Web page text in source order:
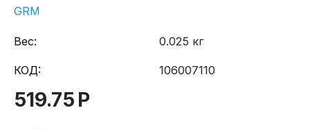
GRM
Вес: 0.025 кг
КОД: 106007110
519.75 Р